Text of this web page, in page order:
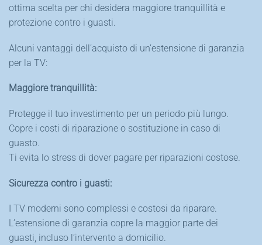
ottima scelta per chi desidera maggiore tranquillità e
protezione contro i guasti.
Alcuni vantaggi dell’acquisto di un’estensione di garanzia
per la TV:
Maggiore tranquillità:
Protegge il tuo investimento per un periodo più lungo.
Copre i costi di riparazione o sostituzione in caso di
guasto.
Ti evita lo stress di dover pagare per riparazioni costose.
Sicurezza contro i guasti:
I TV moderni sono complessi e costosi da riparare.
L’estensione di garanzia copre la maggior parte dei
guasti, incluso l’intervento a domicilio.